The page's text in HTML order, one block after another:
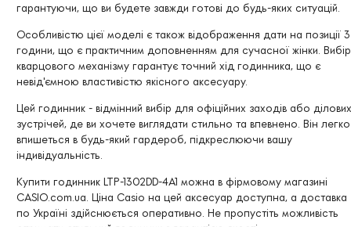
гарантуючи, що ви будете завжди готові до будь-яких ситуацій.
Особливістю цієї моделі є також відображення дати на позиції 3
години, що є практичним доповненням для сучасної жінки. Вибір
кварцового механізму гарантує точний хід годинника, що є
невід'ємною властивістю якісного аксесуару.
Цей годинник - відмінний вибір для офіційних заходів або ділових
зустрічей, де ви хочете виглядати стильно та впевнено. Він легко
впишеться в будь-який гардероб, підкреслюючи вашу
індивідуальність.
Купити годинник LTP-1302DD-4A1 можна в фірмовому магазині
CASIO.com.ua. Ціна Casio на цей аксесуар доступна, а доставка
по Україні здійснюється оперативно. Не пропустіть можливість